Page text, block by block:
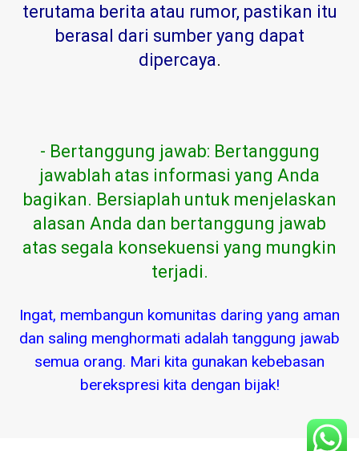
terutama berita atau rumor, pastikan itu
berasal dari sumber yang dapat
dipercaya.
- Bertanggung jawab: Bertanggung
jawablah atas informasi yang Anda
bagikan. Bersiaplah untuk menjelaskan
alasan Anda dan bertanggung jawab
atas segala konsekuensi yang mungkin
terjadi.
Ingat, membangun komunitas daring yang aman
dan saling menghormati adalah tanggung jawab
semua orang. Mari kita gunakan kebebasan
berekspresi kita dengan bijak!